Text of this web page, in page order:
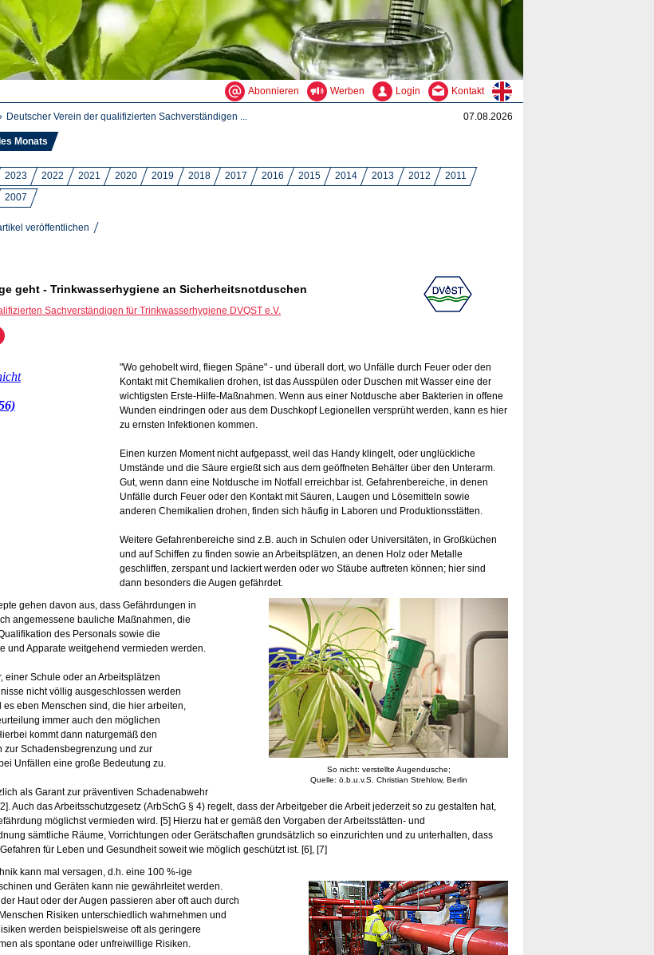
Abonnieren Werben Login Kontakt
Deutscher Verein der qualifizierten Sachverständigen ... 07.08.2026
Monats
2023 2022 2021 2020 2019 2018 2017 2016 2015 2014 2013 2012
2011
2007
veröffentlichen
geht - Trinkwasserhygiene an Sicherheitsnotduschen
Sachverständigen für Trinkwasserhygiene DVQST e.V.
"Wo gehobelt wird, fliegen Späne" - und überall dort, wo Unfälle durch Feuer oder den
Kontakt mit Chemikalien drohen, ist das Ausspülen oder Duschen mit Wasser eine der
wichtigsten Erste-Hilfe-Maßnahmen. Wenn aus einer Notdusche aber Bakterien in offene
Wunden eindringen oder aus dem Duschkopf Legionellen versprüht werden, kann es hier
zu ernsten Infektionen kommen.
Einen kurzen Moment nicht aufgepasst, weil das Handy klingelt, oder unglückliche
Umstände und die Säure ergießt sich aus dem geöffneten Behälter über den Unterarm.
Gut, wenn dann eine Notdusche im Notfall erreichbar ist. Gefahrenbereiche, in denen
Unfälle durch Feuer oder den Kontakt mit Säuren, Laugen und Lösemitteln sowie
anderen Chemikalien drohen, finden sich häufig in Laboren und Produktionsstätten.
Weitere Gefahrenbereiche sind z.B. auch in Schulen oder Universitäten, in Großküchen
und auf Schiffen zu finden sowie an Arbeitsplätzen, an denen Holz oder Metalle
geschliffen, zerspant und lackiert werden oder wo Stäube auftreten können; hier sind
dann besonders die Augen gefährdet.
So nicht: verstellte Augendusche;
Quelle: ö.b.u.v.S. Christian Strehlow, Berlin
gehen davon aus, dass Gefährdungen in
angemessene bauliche Maßnahmen, die
des Personals sowie die
und Apparate weitgehend vermieden werden.
einer Schule oder an Arbeitsplätzen
nicht völlig ausgeschlossen werden
es eben Menschen sind, die hier arbeiten,
immer auch den möglichen
kommt dann naturgemäß den
zur Schadensbegrenzung und zur
Unfällen eine große Bedeutung zu.
als Garant zur präventiven Schadenabwehr
Auch das Arbeitsschutzgesetz (ArbSchG § 4) regelt, dass der Arbeitgeber die Arbeit jederzeit so zu gestalten hat,
möglichst vermieden wird. [5] Hierzu hat er gemäß den Vorgaben der Arbeitsstätten- und
sämtliche Räume, Vorrichtungen oder Gerätschaften grundsätzlich so einzurichten und zu unterhalten, dass
für Leben und Gesundheit soweit wie möglich geschützt ist. [6], [7]
kann mal versagen, d.h. eine 100 %-ige
und Geräten kann nie gewährleitet werden.
Haut oder der Augen passieren aber oft auch durch
Risiken unterschiedlich wahrnehmen und
werden beispielsweise oft als geringere
als spontane oder unfreiwillige Risiken.